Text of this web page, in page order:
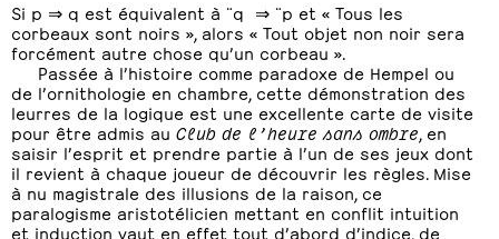
Si p ⇒ q est équivalent à ¨q ⇒ ¨p et « Tous les
corbeaux sont noirs », alors « Tout objet non noir sera
forcément autre chose qu’un corbeau ».
Passée à l’histoire comme paradoxe de Hempel ou
de l’ornithologie en chambre, cette démonstration des
leurres de la logique est une excellente carte de visite
pour être admis au Club de l’heure sans ombre , en
saisir l’esprit et prendre partie à l’un de ses jeux dont
il revient à chaque joueur de découvrir les règles. Mise
à nu magistrale des illusions de la raison, ce
paralogisme aristotélicien mettant en conflit intuition
et induction vaut en effet tout d’abord d’indice, de